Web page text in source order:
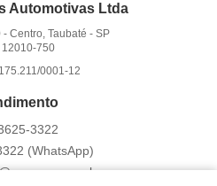
Automotivas Ltda
-Centro, Taubaté -SP
12010-750
0001-12
3322
(WhatsApp)